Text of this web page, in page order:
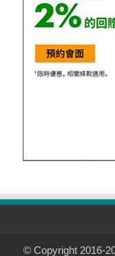
© Copyright 2016-